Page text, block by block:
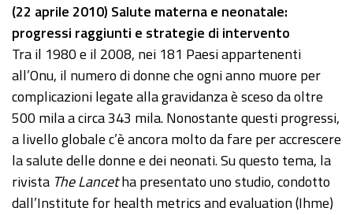
(22 aprile 2010) Salute materna e neonatale:
progressi raggiunti e strategie di intervento
Tra il 1980 e il 2008, nei 181 Paesi appartenenti
all’Onu, il numero di donne che ogni anno muore per
complicazioni legate alla gravidanza è sceso da oltre
500 mila a circa 343 mila. Nonostante questi progressi,
a livello globale c’è ancora molto da fare per accrescere
la salute delle donne e dei neonati. Su questo tema, la
rivista The Lancetha presentato uno studio, condotto
dall’Institute for health metrics and evaluation (Ihme)